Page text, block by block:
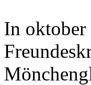
In oktober